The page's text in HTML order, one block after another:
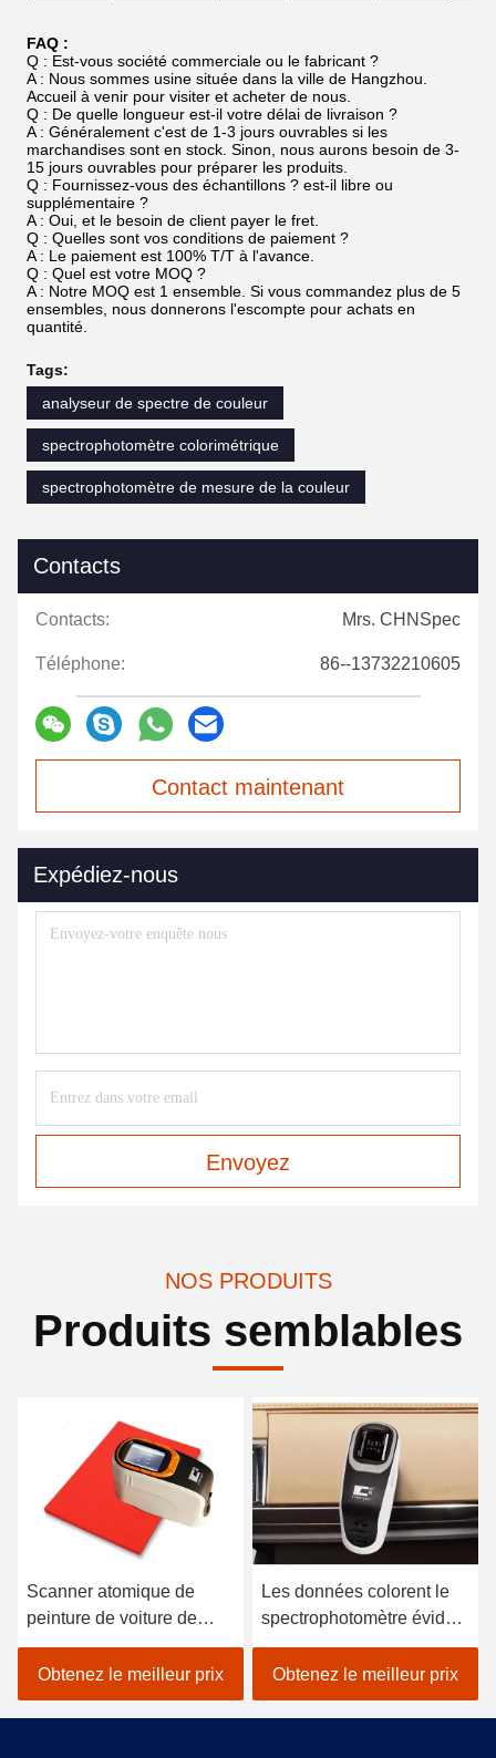
FAQ :
Q : Est-vous société commerciale ou le fabricant ?
A : Nous sommes usine située dans la ville de Hangzhou.
Accueil à venir pour visiter et acheter de nous.
Q : De quelle longueur est-il votre délai de livraison ?
A : Généralement c'est de 1-3 jours ouvrables si les
marchandises sont en stock. Sinon, nous aurons besoin de 3-
15 jours ouvrables pour préparer les produits.
Q : Fournissez-vous des échantillons ? est-il libre ou
supplémentaire ?
A : Oui, et le besoin de client payer le fret.
Q : Quelles sont vos conditions de paiement ?
A : Le paiement est 100% T/T à l'avance.
Q : Quel est votre MOQ ?
A : Notre MOQ est 1 ensemble. Si vous commandez plus de 5
ensembles, nous donnerons l'escompte pour achats en
quantité.
Tags:
analyseur de spectre de couleur
spectrophotomètre colorimétrique
spectrophotomètre de mesure de la couleur
Contacts
Contacts: Mrs. CHNSpec
Téléphone: 86--13732210605
Contact maintenant
Expédiez-nous
Envoyez
NOS PRODUITS
Produits semblables
Scanner atomique de
peinture de voiture de
spectrophotomètre tenu
dans la main de
colorimètre de Lightweigh
Obtenez le meilleur prix
Les données colorent le
spectrophotomètre évident
pour le textile
colorimétrique dans le noir
Obtenez le meilleur prix